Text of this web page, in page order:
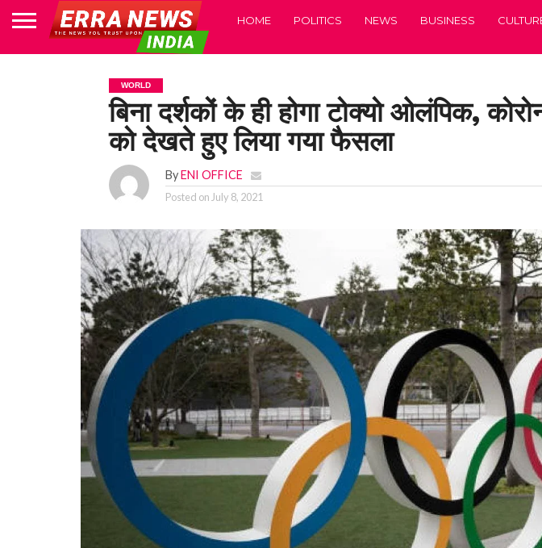
HOME POLITICS NEWS BUSINESS
WORLD
बिना दर्शकों के ही होगा टोक्यो ओलंपिक,
को देखते हुए लिया गया फैसला
ByENI OFFICE
Posted on July 8, 2021